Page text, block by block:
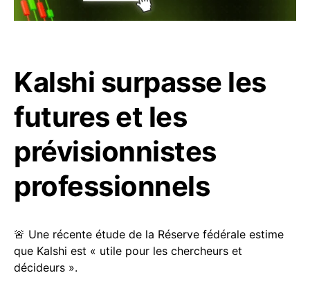
Kalshi surpasse les
futures et les
prévisionnistes
professionnels
🚨 Une récente étude de la Réserve fédérale estime
que Kalshi est « utile pour les chercheurs et
décideurs ».